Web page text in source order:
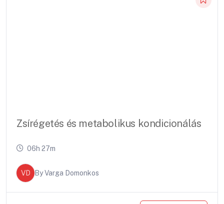
Zsírégetés és metabolikus kondicionálás
06h 27m
VD ByVarga Domonkos